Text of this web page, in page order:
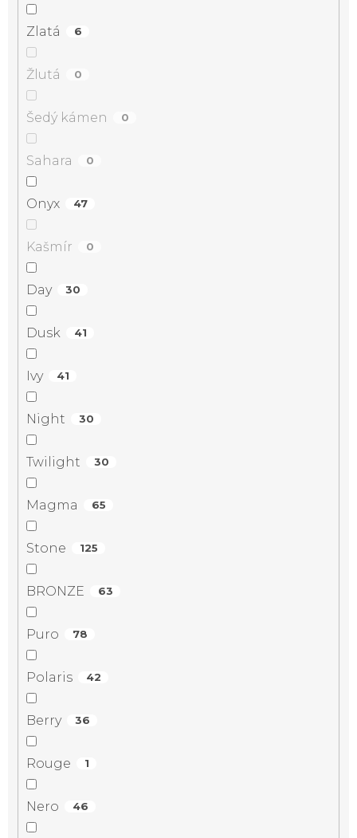
Zlatá 6
Žlutá 0
Šedý kámen 0
Sahara 0
Onyx 47
Kašmír 0
Day 30
Dusk 41
Ivy 41
Night 30
Twilight 30
Magma 65
Stone 125
BRONZE 63
Puro 78
Polaris 42
Berry 36
Rouge 1
Nero 46